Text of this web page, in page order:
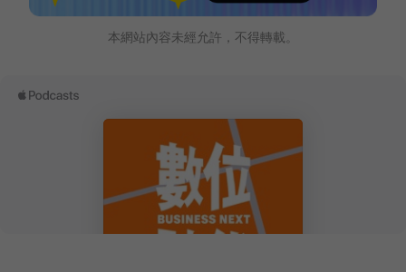
本網站內容未經允許，不得轉載。